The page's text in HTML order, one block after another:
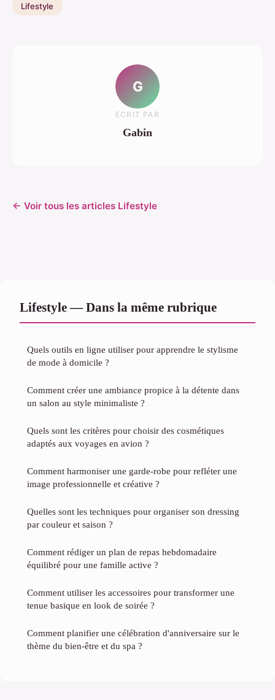
Lifestyle
G
ECRIT PAR
Gabin
← Voir tous les articles Lifestyle
Lifestyle — Dans la même rubrique
Quels outils en ligne utiliser pour apprendre le stylisme
de mode à domicile ?
Comment créer une ambiance propice à la détente dans
un salon au style minimaliste ?
Quels sont les critères pour choisir des cosmétiques
adaptés aux voyages en avion ?
Comment harmoniser une garde-robe pour refléter une
image professionnelle et créative ?
Quelles sont les techniques pour organiser son dressing
par couleur et saison ?
Comment rédiger un plan de repas hebdomadaire
équilibré pour une famille active ?
Comment utiliser les accessoires pour transformer une
tenue basique en look de soirée ?
Comment planifier une célébration d'anniversaire sur le
thème du bien-être et du spa ?